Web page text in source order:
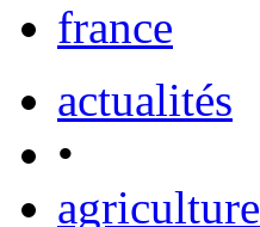
france
actualités
•
agriculture